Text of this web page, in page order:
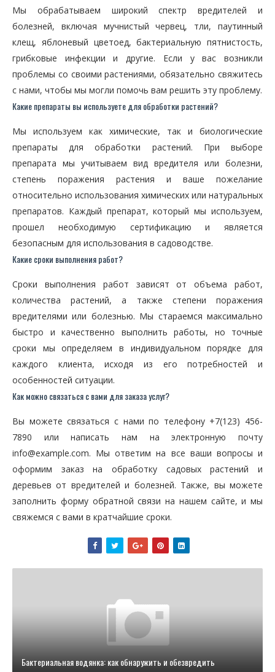
Мы обрабатываем широкий спектр вредителей и
болезней, включая мучнистый червец, тли, паутинный
клещ, яблоневый цветоед, бактериальную пятнистость,
грибковые инфекции и другие. Если у вас возникли
проблемы со своими растениями, обязательно свяжитесь
с нами, чтобы мы могли помочь вам решить эту проблему.
Какие препараты вы используете для обработки растений?
Мы используем как химические, так и биологические
препараты для обработки растений. При выборе
препарата мы учитываем вид вредителя или болезни,
степень поражения растения и ваше пожелание
относительно использования химических или натуральных
препаратов. Каждый препарат, который мы используем,
прошел необходимую сертификацию и является
безопасным для использования в садоводстве.
Какие сроки выполнения работ?
Сроки выполнения работ зависят от объема работ,
количества растений, а также степени поражения
вредителями или болезнью. Мы стараемся максимально
быстро и качественно выполнить работы, но точные
сроки мы определяем в индивидуальном порядке для
каждого клиента, исходя из его потребностей и
особенностей ситуации.
Как можно связаться с вами для заказа услуг?
Вы можете связаться с нами по телефону +7(123) 456-
7890 или написать нам на электронную почту
info@example.com. Мы ответим на все ваши вопросы и
оформим заказ на обработку садовых растений и
деревьев от вредителей и болезней. Также, вы можете
заполнить форму обратной связи на нашем сайте, и мы
свяжемся с вами в кратчайшие сроки.
Бактериальная водянка: как обнаружить и обезвредить